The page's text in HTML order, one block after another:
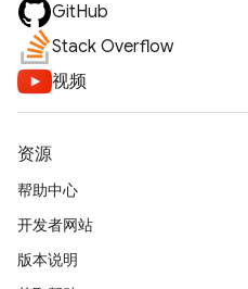
GitHub
Stack Overflow
视频
资源
帮助中心
开发者网站
版本说明